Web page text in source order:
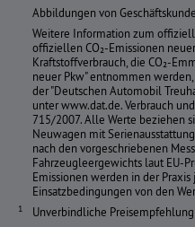
Abbildungen von
Weitere Information zum
offiziellen CO₂-Emissionen
Kraftstoffverbrauch, die CO₂-
neuer Pkw" entnommen
der "Deutschen Automobil
unter www.dat.de. Verbrauch
715/2007. Alle Werte beziehen
Neuwagen mit
nach den vorgeschriebenen
Fahrzeugleergewichts laut EU-
Emissionen werden in der
Einsatzbedingungen von den
Unverbindliche